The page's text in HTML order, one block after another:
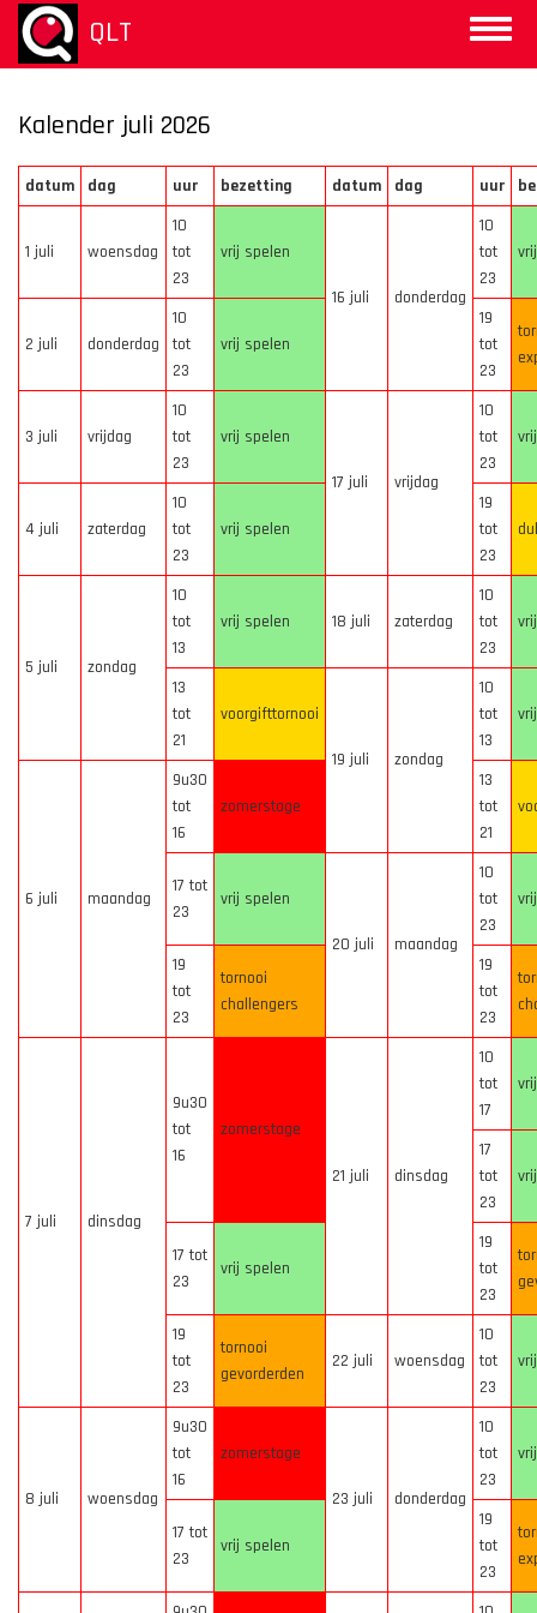
Overslaan
naar
inhoud
Toggle
QLT
Kalender juli 2026
datum dag uur bezetting datum dag uur
1 juli woensdag
10
tot
23
vrij spelen
16 juli donderdag
10
tot
23
2 juli donderdag
10
tot
23
vrij spelen
19
tot
23
3 juli vrijdag
10
tot
23
vrij spelen
17 juli vrijdag
10
tot
23
4 juli zaterdag
10
tot
23
vrij spelen
19
tot
23
5 juli zondag
10
tot
13
vrij spelen 18 juli zaterdag
10
tot
23
13
tot
21
voorgifttornooi
19 juli zondag
10
tot
13
6 juli maandag
9u30
tot
16
zomerstage
13
tot
21
17 tot
23
vrij spelen
20 juli maandag
10
tot
23
19
tot
23
tornooi
challengers
19
tot
23
7 juli dinsdag
9u30
tot
16
zomerstage
21 juli dinsdag
10
tot
17
17
tot
23
17 tot
23
vrij spelen
19
tot
23
19
tot
23
tornooi
gevorderden
22 juli woensdag
10
tot
23
8 juli woensdag
9u30
tot
16
zomerstage
23 juli donderdag
10
tot
23
17 tot
23
vrij spelen
19
tot
23